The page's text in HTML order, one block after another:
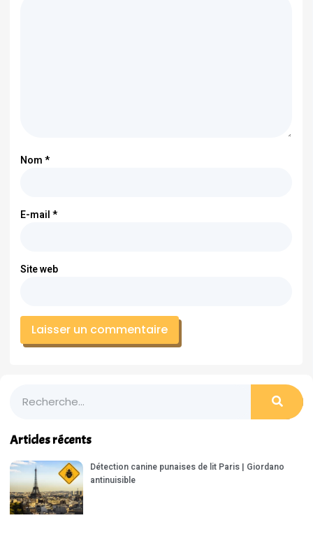
Nom*
E-mail*
Site web
Articles récents
Détection canine punaises de lit Paris | Giordano
antinuisible